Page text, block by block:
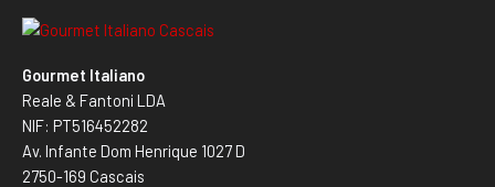
Gourmet Italiano
Reale & Fantoni LDA
NIF: PT516452282
Av. Infante Dom Henrique 1027 D
2750-169 Cascais